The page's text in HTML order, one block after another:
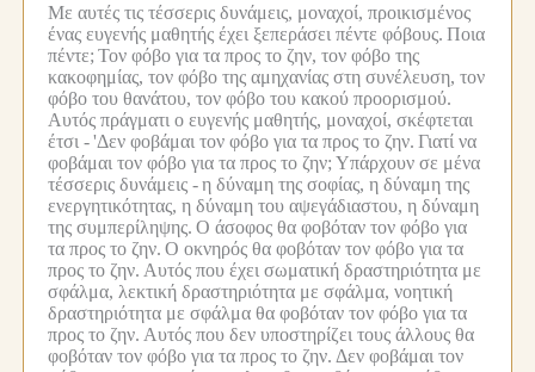
Με αυτές τις τέσσερις δυνάμεις, μοναχοί, προικισμένος
ένας ευγενής μαθητής έχει ξεπεράσει πέντε φόβους. Ποια
πέντε; Τον φόβο για τα προς το ζην, τον φόβο της
κακοφημίας, τον φόβο της αμηχανίας στη συνέλευση, τον
φόβο του θανάτου, τον φόβο του κακού προορισμού.
Αυτός πράγματι ο ευγενής μαθητής, μοναχοί, σκέφτεται
έτσι -'Δεν φοβάμαι τον φόβο για τα προς το ζην. Γιατί να
φοβάμαι τον φόβο για τα προς το ζην; Υπάρχουν σε μένα
τέσσερις δυνάμεις -η δύναμη της σοφίας, η δύναμη της
ενεργητικότητας, η δύναμη του αψεγάδιαστου, η δύναμη
της συμπερίληψης. Ο άσοφος θα φοβόταν τον φόβο για
τα προς το ζην. Ο οκνηρός θα φοβόταν τον φόβο για τα
προς το ζην. Αυτός που έχει σωματική δραστηριότητα με
σφάλμα, λεκτική δραστηριότητα με σφάλμα, νοητική
δραστηριότητα με σφάλμα θα φοβόταν τον φόβο για τα
προς το ζην. Αυτός που δεν υποστηρίζει τους άλλους θα
φοβόταν τον φόβο για τα προς το ζην. Δεν φοβάμαι τον